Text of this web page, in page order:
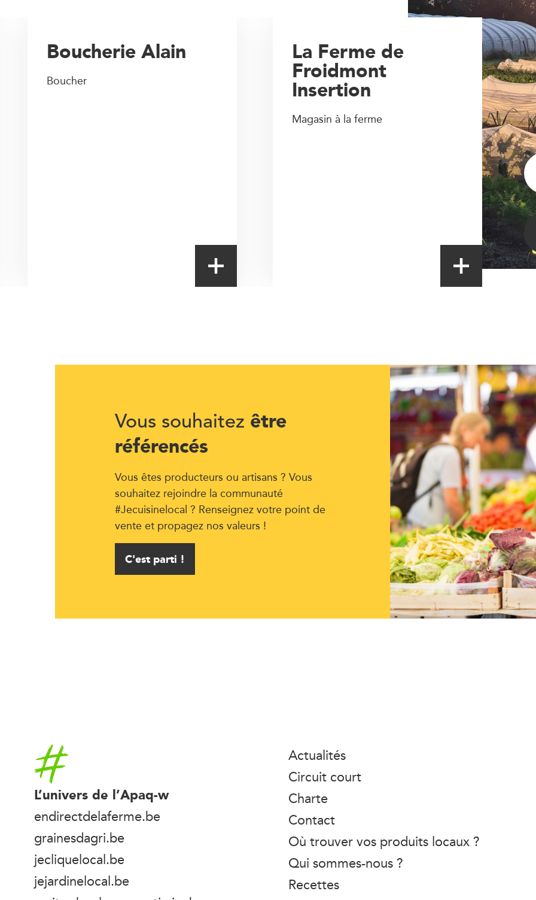
La Ferme de
Froidmont
Insertion
Magasin à la ferme
Boucherie Alain
Boucher
Vous souhaitez être
référencés
Vous êtes producteurs ou artisans ? Vous
souhaitez rejoindre la communauté
#Jecuisinelocal ? Renseignez votre point de
vente et propagez nos valeurs !
C'est parti !
Accueil
L’univers de l’Apaq-w
endirectdelaferme.be
grainesdagri.be
jecliquelocal.be
jejardinelocal.be
Actualités
Circuit court
Charte
Contact
Où trouver vos produits locaux ?
Qui sommes-nous ?
Recettes